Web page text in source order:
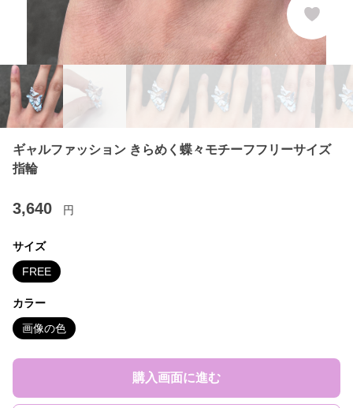
ギャルファッション きらめく蝶々モチーフフリーサイズ
指輪
3,640 円
サイズ
FREE
カラー
画像の色
購入画面に進む